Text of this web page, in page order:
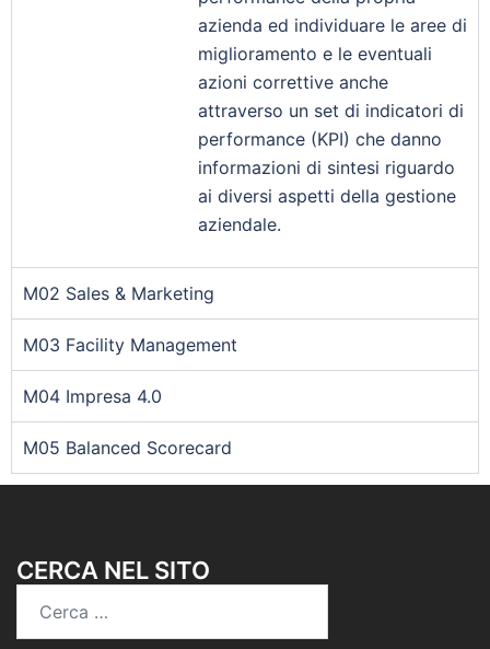
azienda ed individuare le aree di
miglioramento e le eventuali
azioni correttive anche
attraverso un set di indicatori di
performance (KPI) che danno
informazioni di sintesi riguardo
ai diversi aspetti della gestione
aziendale.
M02 Sales & Marketing
M03 Facility Management
M04 Impresa 4.0
M05 Balanced Scorecard
CERCA NEL SITO